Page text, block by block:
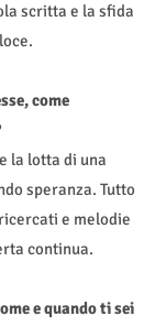
scritta e la sfida
come
la lotta di una
speranza. Tutto
e melodie
continua.
e quando ti sei